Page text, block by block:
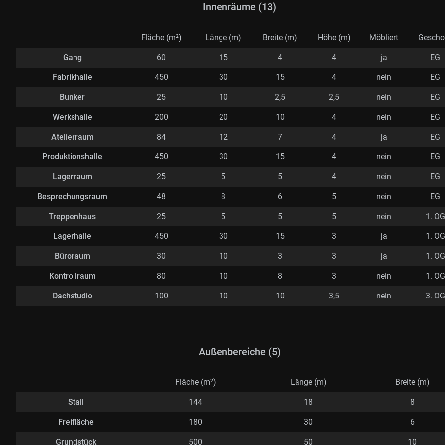
Innenräume (13)
Fläche (m²) Länge (m) Breite (m) Höhe (m) Möbliert
Gang 60 15 4 4 ja EG
Fabrikhalle 450 30 15 4 nein EG
Bunker 25 10 2,5 2,5 nein EG
Werkshalle 200 20 10 4 nein EG
Atelierraum 84 12 7 4 ja EG
Produktionshalle 450 30 15 4 nein EG
Lagerraum 25 5 5 4 nein EG
Besprechungsraum 48 8 6 5 nein EG
Treppenhaus 25 5 5 5 nein 1. OG
Lagerhalle 450 30 15 3 ja 1. OG
Büroraum 30 10 3 3 ja 1. OG
Kontrollraum 80 10 8 3 nein 1. OG
Dachstudio 100 10 10 3,5 nein 3. OG
Außenbereiche (5)
Fläche (m²) Länge (m) Breite (m)
Stall 144 18 8
Freifläche 180 30 6
Grundstück 500 50 10